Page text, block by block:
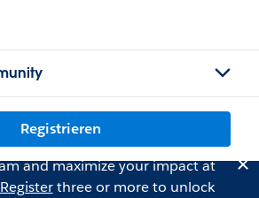
Registrieren
and maximize your impact at
Registerthree or more to unlock